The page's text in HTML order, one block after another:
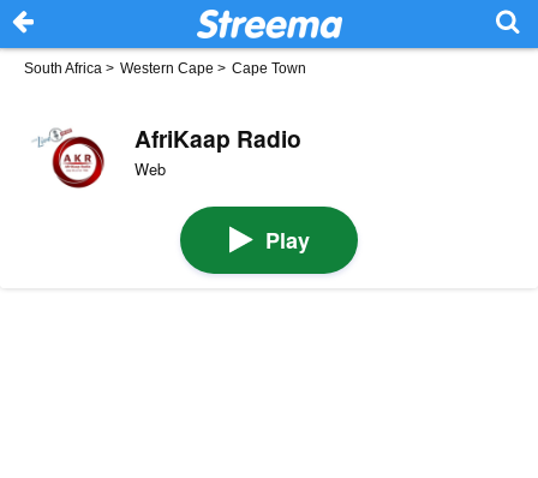
South Africa > Western Cape > Cape Town
AfriKaap Radio
Web
Play